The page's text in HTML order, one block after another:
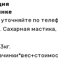
уточняйте по
Сахарная